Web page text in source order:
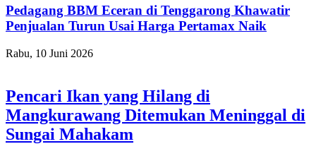
Pedagang BBM Eceran di Tenggarong Khawatir
Penjualan Turun Usai Harga Pertamax Naik
Rabu, 10 Juni 2026
Pencari Ikan yang Hilang di
Mangkurawang Ditemukan Meninggal di
Sungai Mahakam